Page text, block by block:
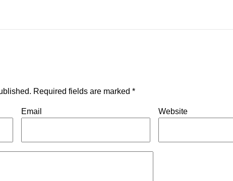
Required fields are marked *
Email Website